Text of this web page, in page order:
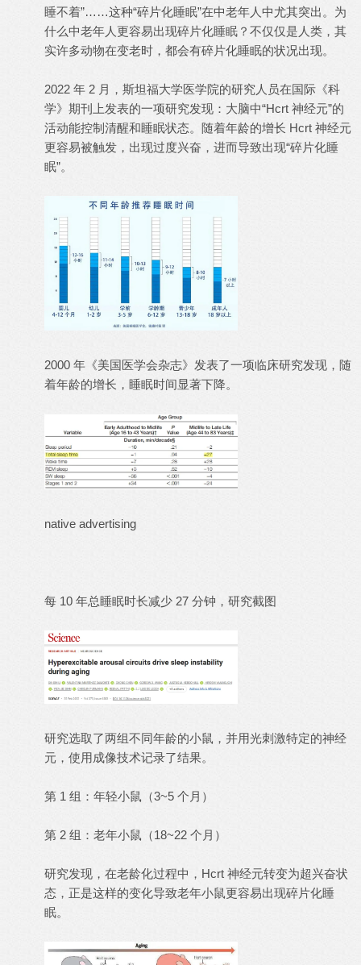
睡不着”……这种“碎片化睡眠”在中老年人中尤其突出。为
什么中老年人更容易出现碎片化睡眠？不仅仅是人类，其
实许多动物在变老时，都会有碎片化睡眠的状况出现。
2022 年 2 月，斯坦福大学医学院的研究人员在国际《科
学》期刊上发表的一项研究发现：大脑中“Hcrt 神经元”的
活动能控制清醒和睡眠状态。随着年龄的增长 Hcrt 神经元
更容易被触发，出现过度兴奋，进而导致出现“碎片化睡
眠”。
2000 年《美国医学会杂志》发表了一项临床研究发现，随
着年龄的增长，睡眠时间显著下降。
native advertising
每 10 年总睡眠时长减少 27 分钟，研究截图
研究选取了两组不同年龄的小鼠，并用光刺激特定的神经
元，使用成像技术记录了结果。
第 1 组：年轻小鼠（3~5 个月）
第 2 组：老年小鼠（18~22 个月）
研究发现，在老龄化过程中，Hcrt 神经元转变为超兴奋状
态，正是这样的变化导致老年小鼠更容易出现碎片化睡
眠。